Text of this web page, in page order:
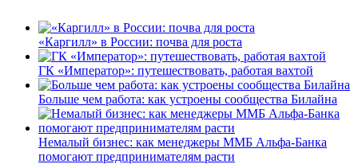
«Каргилл» в России: почва для роста
ГК «Император»: путешествовать, работая вахтой
Больше чем работа: как устроены сообщества Билайна
Немалый бизнес: как менеджеры ММБ Альфа-Банка
помогают предпринимателям расти